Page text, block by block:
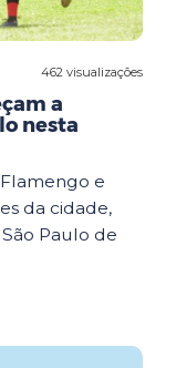
462 visualizações
a
nesta
e
da cidade,
Paulo de